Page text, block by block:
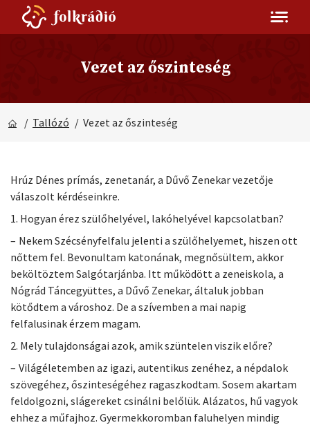
Vezet az őszinteség
/ Tallózó / Vezet az őszinteség
Hrúz Dénes prímás, zenetanár, a Dűvő Zenekar vezetője
válaszolt kérdéseinkre.
1. Hogyan érez szülőhelyével, lakóhelyével kapcsolatban?
– Nekem Szécsényfelfalu jelenti a szülőhelyemet, hiszen ott
nőttem fel. Bevonultam katonának, megnősültem, akkor
beköltöztem Salgótarjánba. Itt működött a zeneiskola, a
Nógrád Táncegyüttes, a Dűvő Zenekar, általuk jobban
kötődtem a városhoz. De a szívemben a mai napig
felfalusinak érzem magam.
2. Mely tulajdonságai azok, amik szüntelen viszik előre?
– Világéletemben az igazi, autentikus zenéhez, a népdalok
szövegéhez, őszinteségéhez ragaszkodtam. Sosem akartam
feldolgozni, slágereket csinálni belőlük. Alázatos, hű vagyok
ehhez a műfajhoz. Gyermekkoromban faluhelyen mindig